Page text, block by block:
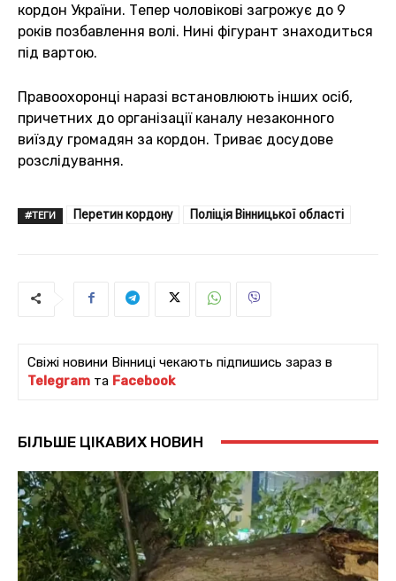
кордон України. Тепер чоловікові загрожує до 9
років позбавлення волі. Нині фігурант знаходиться
під вартою.
Правоохоронці наразі встановлюють інших осіб,
причетних до організації каналу незаконного
виїзду громадян за кордон. Триває досудове
розслідування.
#ТЕГИ Перетин кордону Поліція Вінницької області
Свіжі новини Вінниці чекають підпишись зараз в
Telegram та Facebook
БІЛЬШЕ ЦІКАВИХ НОВИН